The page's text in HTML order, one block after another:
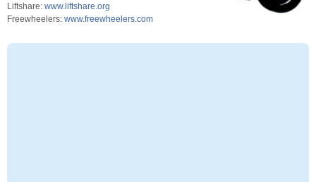
Liftshare: www.liftshare.org
Freewheelers: www.freewheelers.com